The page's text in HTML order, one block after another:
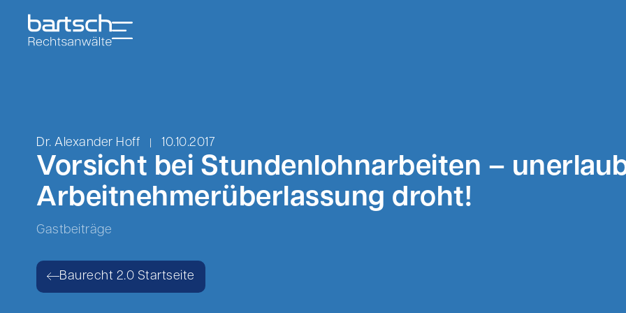
Dr. Alexander Hoff 10.10.2017
Vorsicht bei Stundenlohnarbeiten –
Arbeitnehmerüberlassung droht!
Gastbeiträge
Baurecht 2.0 Startseite